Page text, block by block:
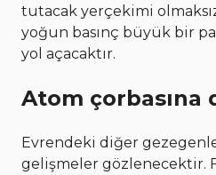
tutacak yerçekimi
yoğun basınç büyük bir
yol açacaktır.
Atom çorbasına
Evrendeki diğer
gelişmeler gözlenecektir.